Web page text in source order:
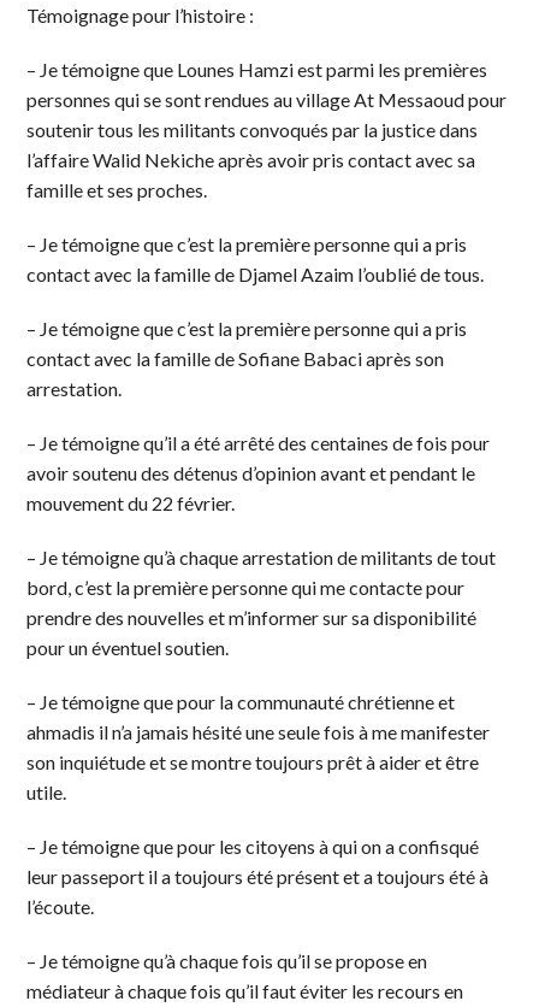
Témoignage pour l’histoire :
– Je témoigne que Lounes Hamzi est parmi les premières
personnes qui se sont rendues au village At Messaoud pour
soutenir tous les militants convoqués par la justice dans
l’affaire Walid Nekiche après avoir pris contact avec sa
famille et ses proches.
– Je témoigne que c’est la première personne qui a pris
contact avec la famille de Djamel Azaim l’oublié de tous.
– Je témoigne que c’est la première personne qui a pris
contact avec la famille de Sofiane Babaci après son
arrestation.
– Je témoigne qu’il a été arrêté des centaines de fois pour
avoir soutenu des détenus d’opinion avant et pendant le
mouvement du 22 février.
– Je témoigne qu’à chaque arrestation de militants de tout
bord, c’est la première personne qui me contacte pour
prendre des nouvelles et m’informer sur sa disponibilité
pour un éventuel soutien.
– Je témoigne que pour la communauté chrétienne et
ahmadis il n’a jamais hésité une seule fois à me manifester
son inquiétude et se montre toujours prêt à aider et être
utile.
– Je témoigne que pour les citoyens à qui on a confisqué
leur passeport il a toujours été présent et a toujours été à
l’écoute.
– Je témoigne qu’à chaque fois qu’il se propose en
médiateur à chaque fois qu’il faut éviter les recours en